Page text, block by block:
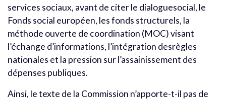
services sociaux, avant de citer le dialoguesocial, le
Fonds social européen, les fonds structurels, la
méthode ouverte de coordination (MOC) visant
l’échange d’informations, l’intégration desrègles
nationales et la pression sur l’assainissement des
dépenses publiques.
Ainsi, le texte de la Commission n’apporte-t-il pas de